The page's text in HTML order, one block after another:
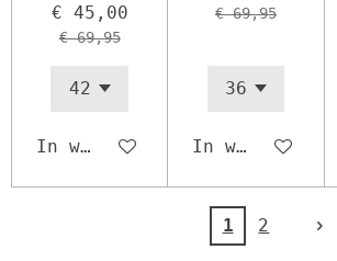
€ 45,00
€ 69,95
In winkelwagen
€ 69,95
In winkelwagen
1 2